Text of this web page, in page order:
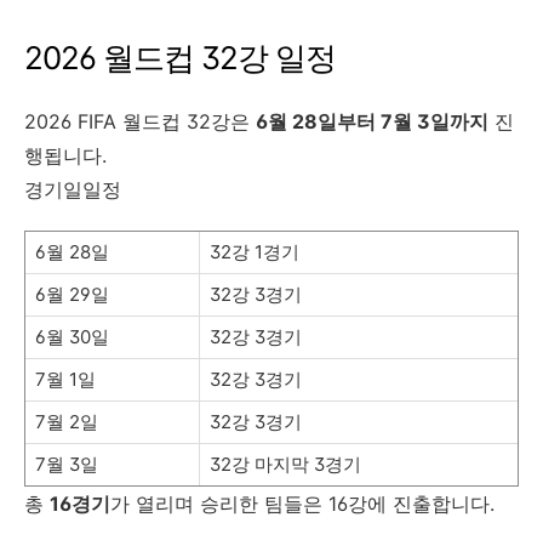
2026 월드컵 32강 일정
2026 FIFA 월드컵 32강은 6월 28일부터 7월 3일까지 진
행됩니다.
경기일일정
6월 28일
32강 1경기
6월 29일
32강 3경기
6월 30일
32강 3경기
7월 1일
32강 3경기
7월 2일
32강 3경기
7월 3일
32강 마지막 3경기
총 16경기가 열리며 승리한 팀들은 16강에 진출합니다.